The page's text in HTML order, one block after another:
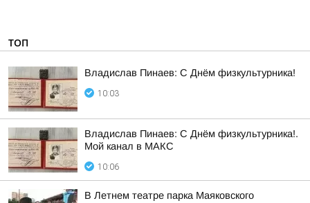
ТОП
Владислав Пинаев: С Днём физкультурника!
10:03
Владислав Пинаев: С Днём физкультурника!.
Мой канал в МАКС
10:06
В Летнем театре парка Маяковского